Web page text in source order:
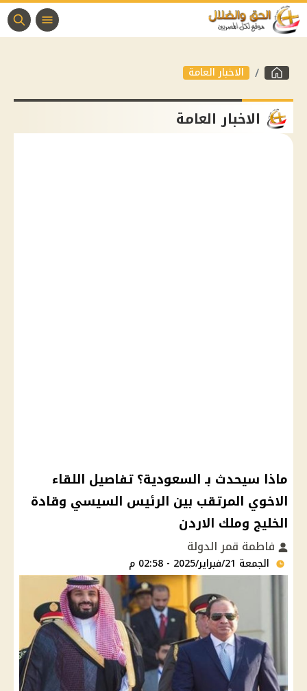
الاخبار العامة
الاخبار العامة
ماذا سيحدث بـ السعودية؟ تفاصيل اللقاء
الاخوي المرتقب بين الرئيس السيسي وقادة
الخليج وملك الاردن
فاطمة قمر الدولة
الجمعة 21/فبراير/2025 - 02:58 م